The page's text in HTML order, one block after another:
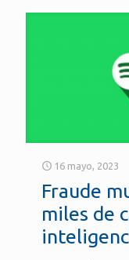
16 mayo, 2023
Fraude
miles de